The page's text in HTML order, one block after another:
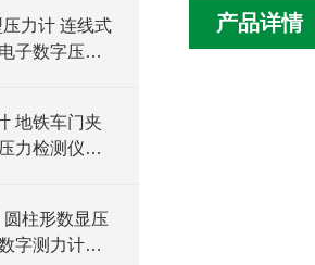
力计 连线式
子数字压力
地铁车门夹
力检测仪厂
柱形数显压
字测力计厂
产品详情